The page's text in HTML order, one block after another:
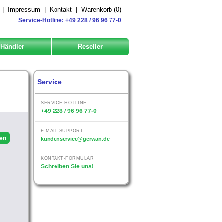
Impressum Kontakt Warenkorb (0)
Service-Hotline: +49 228 / 96 96 77-0
Händler Reseller
Service
SERVICE-HOTLINE
+49 228 / 96 96 77-0
E-MAIL SUPPORT
kundenservice@gerwan.de
KONTAKT-FORMULAR
Schreiben Sie uns!